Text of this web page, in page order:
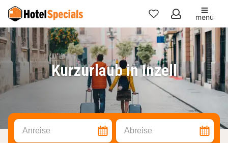
Meine
Favoriten
menu
Kurzurlaub in Inzell
Anreise Abreise